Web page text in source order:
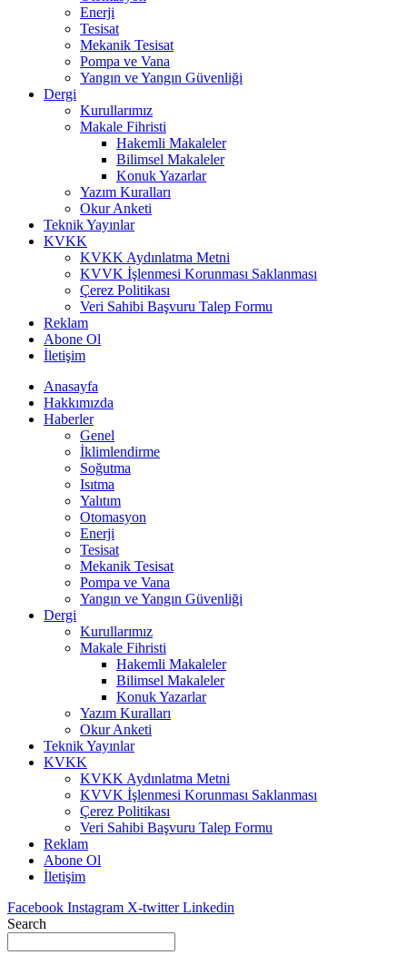
Enerji
Tesisat
Mekanik Tesisat
Pompa ve Vana
Yangın ve Yangın Güvenliği
Dergi
Kurullarımız
Makale Fihristi
Hakemli Makaleler
Bilimsel Makaleler
Konuk Yazarlar
Yazım Kuralları
Okur Anketi
Teknik Yayınlar
KVKK
KVKK Aydınlatma Metni
KVVK İşlenmesi Korunması Saklanması
Çerez Politikası
Veri Sahibi Başvuru Talep Formu
Reklam
Abone Ol
İletişim
Anasayfa
Hakkımızda
Haberler
Genel
İklimlendirme
Soğutma
Isıtma
Yalıtım
Otomasyon
Enerji
Tesisat
Mekanik Tesisat
Pompa ve Vana
Yangın ve Yangın Güvenliği
Dergi
Kurullarımız
Makale Fihristi
Hakemli Makaleler
Bilimsel Makaleler
Konuk Yazarlar
Yazım Kuralları
Okur Anketi
Teknik Yayınlar
KVKK
KVKK Aydınlatma Metni
KVVK İşlenmesi Korunması Saklanması
Çerez Politikası
Veri Sahibi Başvuru Talep Formu
Reklam
Abone Ol
İletişim
Facebook Instagram X-twitter Linkedin
Search